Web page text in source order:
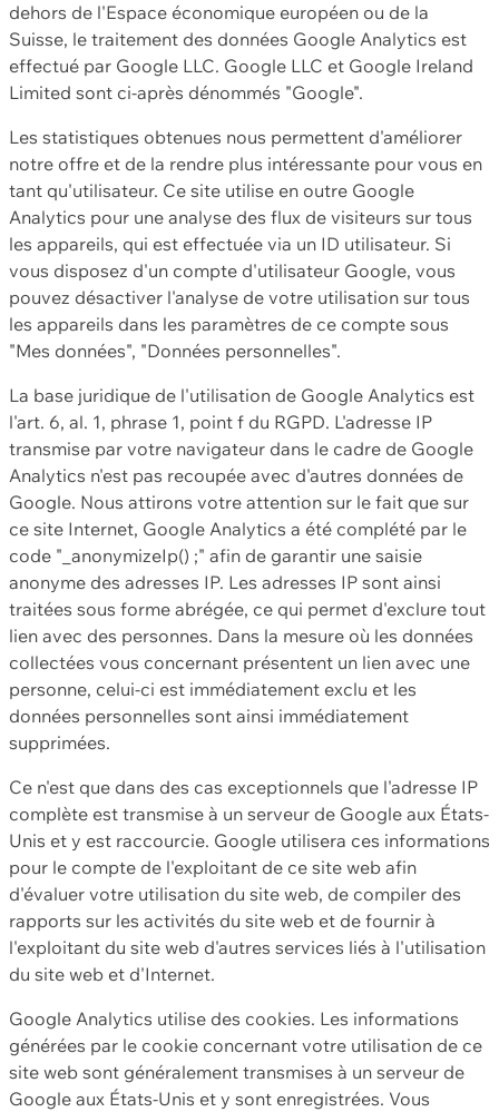
dehors de l'Espace économique européen ou de la
Suisse, le traitement des données Google Analytics est
effectué par Google LLC. Google LLC et Google Ireland
Limited sont ci-après dénommés "Google".
Les statistiques obtenues nous permettent d'améliorer
notre offre et de la rendre plus intéressante pour vous en
tant qu'utilisateur. Ce site utilise en outre Google
Analytics pour une analyse des flux de visiteurs sur tous
les appareils, qui est effectuée via un ID utilisateur. Si
vous disposez d'un compte d'utilisateur Google, vous
pouvez désactiver l'analyse de votre utilisation sur tous
les appareils dans les paramètres de ce compte sous
"Mes données", "Données personnelles".
La base juridique de l'utilisation de Google Analytics est
l'art. 6, al. 1, phrase 1, point f du RGPD. L'adresse IP
transmise par votre navigateur dans le cadre de Google
Analytics n'est pas recoupée avec d'autres données de
Google. Nous attirons votre attention sur le fait que sur
ce site Internet, Google Analytics a été complété par le
code "_anonymizeIp() ;" afin de garantir une saisie
anonyme des adresses IP. Les adresses IP sont ainsi
traitées sous forme abrégée, ce qui permet d'exclure tout
lien avec des personnes. Dans la mesure où les données
collectées vous concernant présentent un lien avec une
personne, celui-ci est immédiatement exclu et les
données personnelles sont ainsi immédiatement
supprimées.
Ce n'est que dans des cas exceptionnels que l'adresse IP
complète est transmise à un serveur de Google aux États-
Unis et y est raccourcie. Google utilisera ces informations
pour le compte de l'exploitant de ce site web afin
d'évaluer votre utilisation du site web, de compiler des
rapports sur les activités du site web et de fournir à
l'exploitant du site web d'autres services liés à l'utilisation
du site web et d'Internet.
Google Analytics utilise des cookies. Les informations
générées par le cookie concernant votre utilisation de ce
site web sont généralement transmises à un serveur de
Google aux États-Unis et y sont enregistrées. Vous